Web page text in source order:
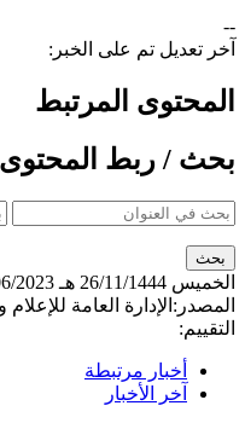
--
آخر تعديل تم على الخبر:
المحتوى المرتبط
بحث / ربط المحتوى
الخميس 26/11/1444 هـ
15/06/
المصدر: الإدارة العامة للإعلام
التقييم:
أخبار مرتبطة
آخر الأخبار